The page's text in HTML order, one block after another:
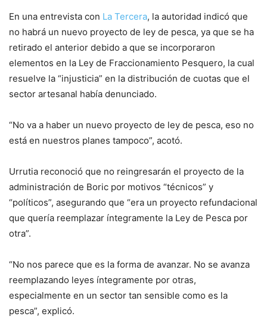
En una entrevista con La Tercera, la autoridad indicó que
no habrá un nuevo proyecto de ley de pesca, ya que se ha
retirado el anterior debido a que se incorporaron
elementos en la Ley de Fraccionamiento Pesquero, la cual
resuelve la “injusticia” en la distribución de cuotas que el
sector artesanal había denunciado.
“No va a haber un nuevo proyecto de ley de pesca, eso no
está en nuestros planes tampoco”, acotó.
Urrutia reconoció que no reingresarán el proyecto de la
administración de Boric por motivos “técnicos” y
“políticos”, asegurando que “era un proyecto refundacional
que quería reemplazar íntegramente la Ley de Pesca por
otra”.
“No nos parece que es la forma de avanzar. No se avanza
reemplazando leyes íntegramente por otras,
especialmente en un sector tan sensible como es la
pesca”, explicó.